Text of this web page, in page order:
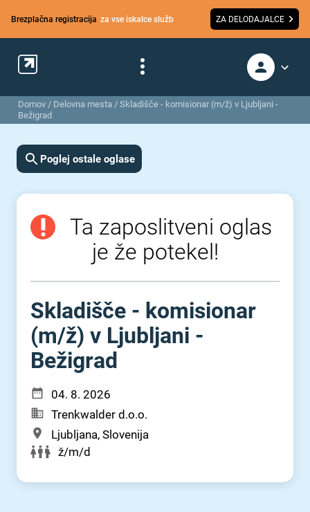
Brezplačna registracija za vse iskalce služb ZA DELODAJALCE
Domov / Delovna mesta / Skladišče - komisionar (m/ž) v Ljubljani -
Bežigrad
Poglej ostale oglase
Ta zaposlitveni oglas
je že potekel!
Skladišče - komisionar
(m⁠/⁠ž) v Ljubljani -
Bežigrad
04. 8. 2026
Trenkwalder d.o.o.
Ljubljana, Slovenija
ž/m/d